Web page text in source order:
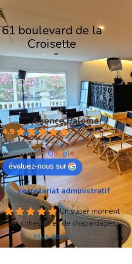
61 boulevard de la
Croisette
06400 Cannes
Créons ensemble
votre séminaire
Agence Paloma
4.9
Basé sur 129 avis
powered byGoogle
évaluez-nous sur
secretariat administratif
6 months ago
Un super moment
de cohésion et de chapardages.
Plus d'avis